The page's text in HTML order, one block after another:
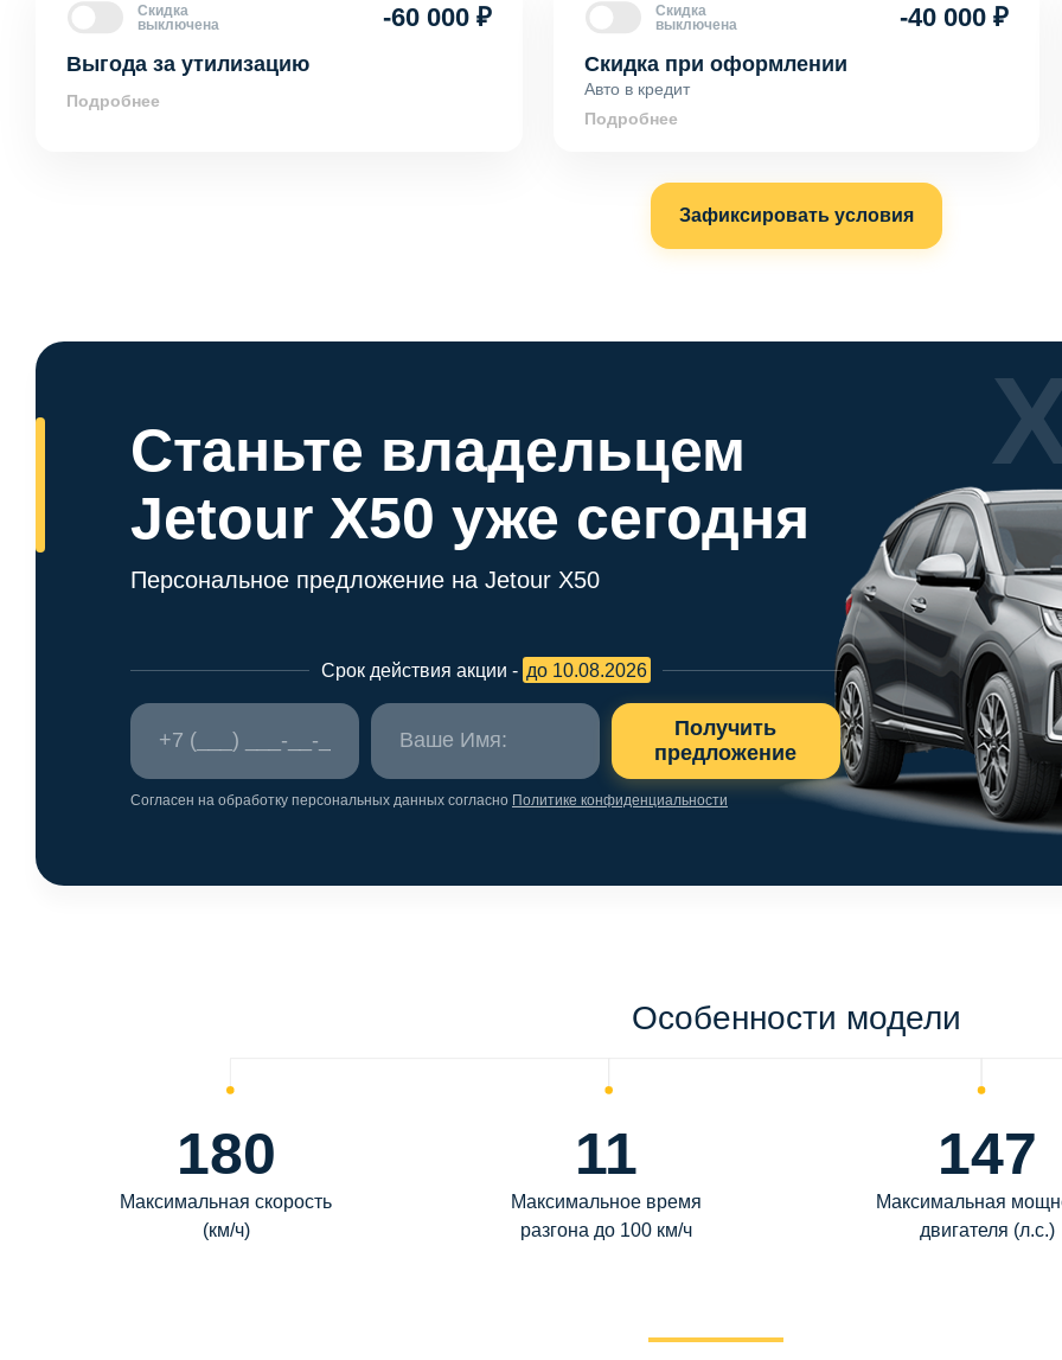
Скидка
выключена
-60 000 ₽
Выгода за утилизацию
Подробнее
Скидка
выключена
-40 000 ₽
Скидка при оформлении
Авто в кредит
Подробнее
Зафиксировать условия
Станьте владельцем
Jetour X50 уже сегодня
Персональное предложение на Jetour X50
Срок действия акции - до 10.08.2026
Получить
предложение
Согласен на обработку персональных данных согласно Политике конфиденциальности
Особенности модели
180
Максимальная скорость
(км/ч)
11
Максимальное время
разгона до 100 км/ч
147
Максимальная
двигателя (л.с.)